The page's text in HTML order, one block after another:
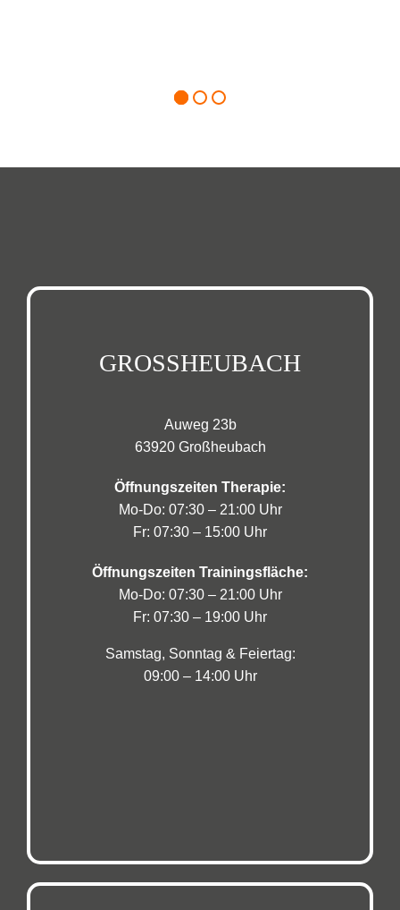
GROSSHEUBACH
Auweg 23b
63920 Großheubach
Öffnungszeiten Therapie:
Mo-Do: 07:30 – 21:00 Uhr
Fr: 07:30 – 15:00 Uhr
Öffnungszeiten Trainingsfläche:
Mo-Do: 07:30 – 21:00 Uhr
Fr: 07:30 – 19:00 Uhr
Samstag, Sonntag & Feiertag:
09:00 – 14:00 Uhr